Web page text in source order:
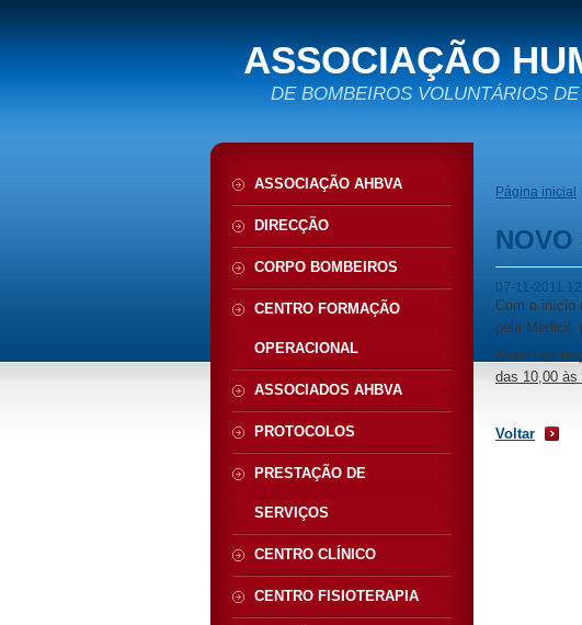
ASSOCIAÇÃO
DE BOMBEIROS VOLUNTÁRIOS
Página inicial
NOVO
07-11-2011
Com o início
pela Medicil,
Assim às
das 10,00 às
Voltar
ASSOCIAÇÃO AHBVA
DIRECÇÃO
CORPO BOMBEIROS
CENTRO FORMAÇÃO
OPERACIONAL
ASSOCIADOS AHBVA
PROTOCOLOS
PRESTAÇÃO DE
SERVIÇOS
CENTRO CLÍNICO
CENTRO FISIOTERAPIA